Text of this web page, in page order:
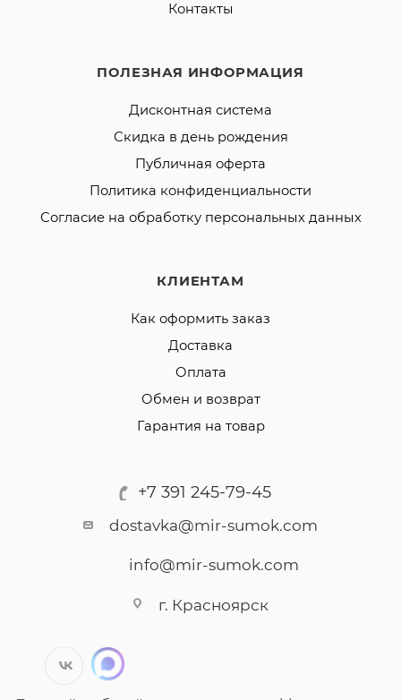
Контакты
ПОЛЕЗНАЯ ИНФОРМАЦИЯ
Дисконтная система
Скидка в день рождения
Публичная оферта
Политика конфиденциальности
Согласие на обработку персональных данных
КЛИЕНТАМ
Как оформить заказ
Доставка
Оплата
Обмен и возврат
Гарантия на товар
+7 391 245-79-45
dostavka@mir-sumok.com
info@mir-sumok.com
г. Красноярск